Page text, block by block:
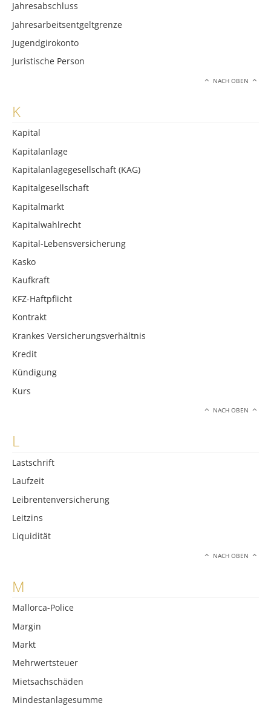
Jahresabschluss
Jahresarbeitsentgeltgrenze
Jugendgirokonto
Juristische Person
NACH OBEN
K
Kapital
Kapitalanlage
Kapitalanlagegesellschaft (KAG)
Kapitalgesellschaft
Kapitalmarkt
Kapitalwahlrecht
Kapital-Lebensversicherung
Kasko
Kaufkraft
KFZ-Haftpflicht
Kontrakt
Krankes Versicherungsverhältnis
Kredit
Kündigung
Kurs
NACH OBEN
L
Lastschrift
Laufzeit
Leibrentenversicherung
Leitzins
Liquidität
NACH OBEN
M
Mallorca-Police
Margin
Markt
Mehrwertsteuer
Mietsachschäden
Mindestanlagesumme